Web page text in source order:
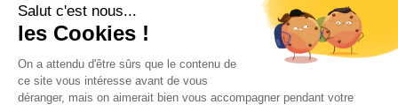
* champ requis